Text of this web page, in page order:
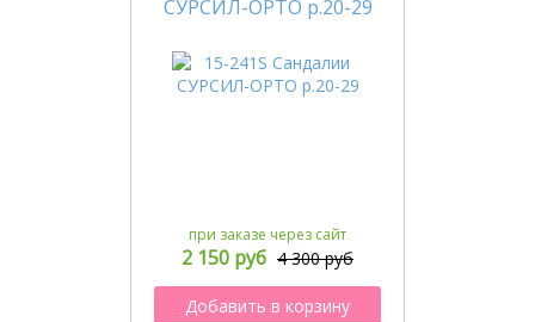
СУРСИЛ-ОРТО р.20-29
при заказе через сайт
2 150 руб 4 300 руб
Добавить в корзину